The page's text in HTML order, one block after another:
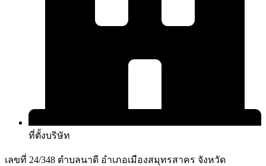
ที่ตั้งบริษัท
เลขที่ 24/348 ตำบลนาดี อำเภอเมืองสมุทรสาคร จังหวัด